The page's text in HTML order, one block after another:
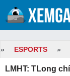
» ESPORTS »
LMHT: TLong